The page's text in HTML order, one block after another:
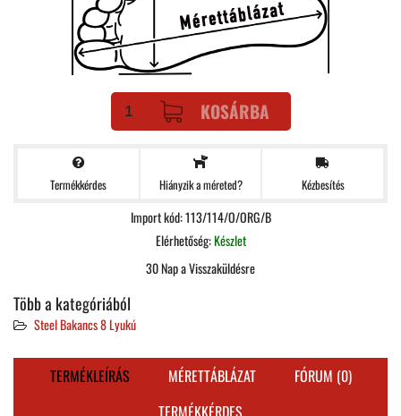
KOSÁRBA
Termékkérdes Hiányzik a méreted? Kézbesítés
Import kód: 113/114/O/ORG/B
Elérhetőség:Készlet
30 Nap a Visszaküldésre
Több a kategóriából
Steel Bakancs 8 Lyukú
TERMÉKLEÍRÁS MÉRETTÁBLÁZAT
FÓRUM (0)
TERMÉKKÉRDES